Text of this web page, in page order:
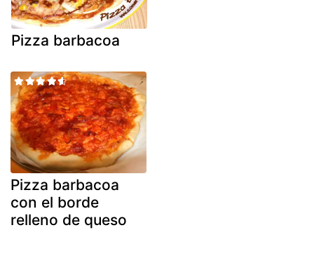
Pizza barbacoa
Pizza barbacoa
con el borde
relleno de queso